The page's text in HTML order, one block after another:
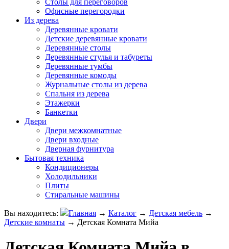
Столы для переговоров
Офисные перегородки
Из дерева
Деревянные кровати
Детские деревянные кровати
Деревянные столы
Деревянные стулья и табуреты
Деревянные тумбы
Деревянные комоды
Журнальные столы из дерева
Спальня из дерева
Этажерки
Банкетки
Двери
Двери межкомнатные
Двери входные
Дверная фурнитура
Бытовая техника
Кондиционеры
Холодильники
Плиты
Стиральные машины
Вы находитесь: Главная → Каталог → Детская мебель →
Детские комнаты → Детская Комната Мийа